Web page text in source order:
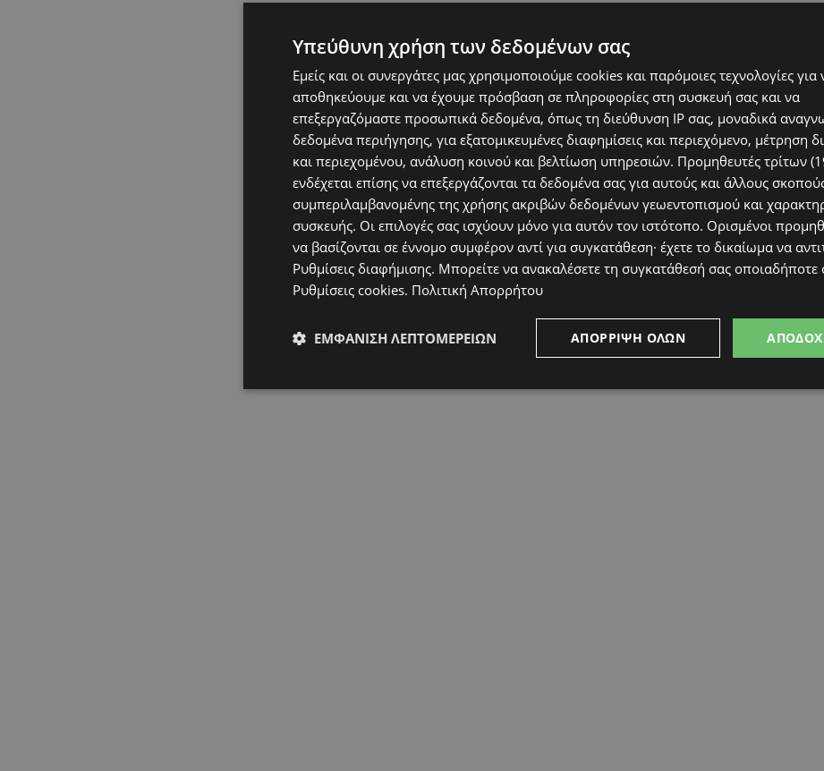
Υπεύθυνη χρήση των δεδομένων σας
Εμείς και οι συνεργάτες μας χρησιμοποιούμε cookies και παρόμοιες τεχνολογίες για
αποθηκεύουμε και να έχουμε πρόσβαση σε πληροφορίες στη συσκευή σας και να
επεξεργαζόμαστε προσωπικά δεδομένα, όπως τη διεύθυνση IP σας, μοναδικά
δεδομένα περιήγησης, για εξατομικευμένες διαφημίσεις και περιεχόμενο, μέτρηση
και περιεχομένου, ανάλυση κοινού και βελτίωση υπηρεσιών. Προμηθευτές τρίτων
ενδέχεται επίσης να επεξεργάζονται τα δεδομένα σας για αυτούς και άλλους
συμπεριλαμβανομένης της χρήσης ακριβών δεδομένων γεωεντοπισμού και
συσκευής. Οι επιλογές σας ισχύουν μόνο για αυτόν τον ιστότοπο. Ορισμένοι
να βασίζονται σε έννομο συμφέρον αντί για συγκατάθεση· έχετε το δικαίωμα να
Ρυθμίσεις διαφήμισης. Μπορείτε να ανακαλέσετε τη συγκατάθεσή σας οποιαδήποτε
Ρυθμίσεις cookies. Πολιτική Απορρήτου
ΑΠΌΡΡΙΨΗ ΌΛΩΝ
ΕΜΦΆΝΙΣΗ ΛΕΠΤΟΜΕΡΕΙΏΝ